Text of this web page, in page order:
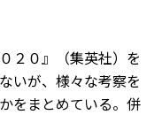
２０』（集英社）を
いが、様々な考察を
をまとめている。併